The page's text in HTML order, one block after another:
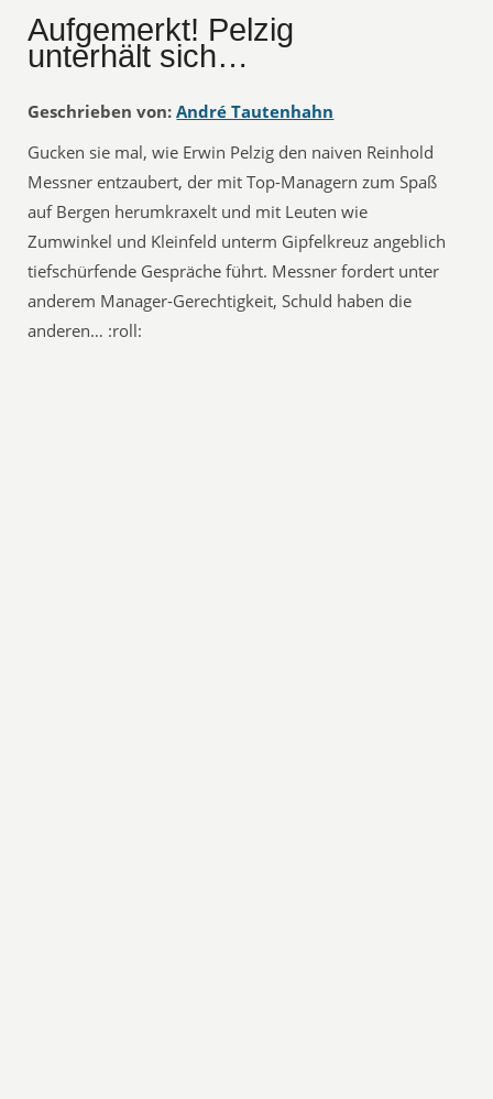
Aufgemerkt! Pelzig
unterhält sich…
Geschrieben von: André Tautenhahn
Gucken sie mal, wie Erwin Pelzig den naiven Reinhold
Messner entzaubert, der mit Top-Managern zum Spaß
auf Bergen herumkraxelt und mit Leuten wie
Zumwinkel und Kleinfeld unterm Gipfelkreuz angeblich
tiefschürfende Gespräche führt. Messner fordert unter
anderem Manager-Gerechtigkeit, Schuld haben die
anderen… :roll: